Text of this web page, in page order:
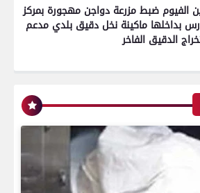
الفيوم ضبط مزرعة دواجن مهجورة بمركز
بداخلها ماكينة نخل دقيق بلدي مدعم
الدقيق الفاخر